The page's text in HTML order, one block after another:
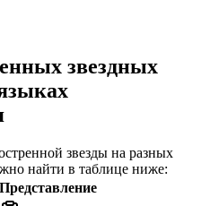
звездных
звезды на разных
найти в таблице ниже:
Представление